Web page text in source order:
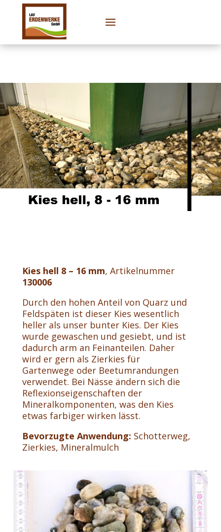
Kies hell 8 – 16 mm, Artikelnummer
130006
Durch den hohen Anteil von Quarz und
Feldspäten ist dieser Kies wesentlich
heller als unser bunter Kies. Der Kies
wurde gewaschen und gesiebt, und ist
dadurch arm an Feinanteilen. Daher
wird er gern als Zierkies für
Gartenwege oder Beetumrandungen
verwendet. Bei Nässe ändern sich die
Reflexionseigenschaften der
Mineralkomponenten, was den Kies
etwas farbiger wirken lässt.
Bevorzugte Anwendung: Schotterweg,
Zierkies, Mineralmulch